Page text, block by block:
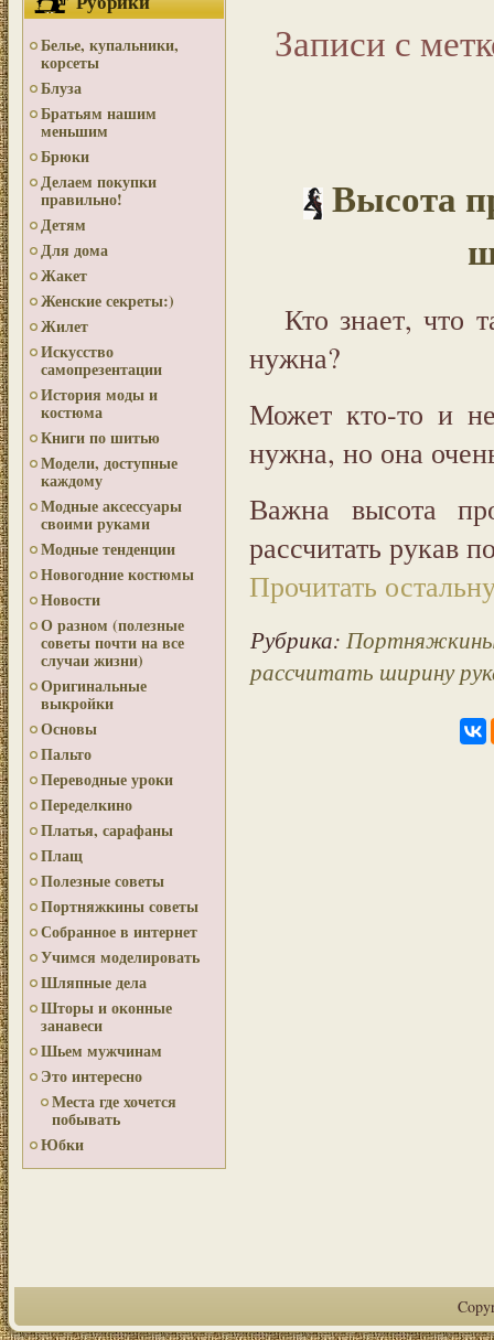
Белье, купальники,
корсеты
Блуза
Братьям нашим
меньшим
Брюки
Делаем покупки
правильно!
Детям
Для дома
Жакет
Женские секреты:)
Жилет
Искусство
самопрезентации
История моды и
костюма
Книги по шитью
Модели, доступные
каждому
Модные аксессуары
своими руками
Модные тенденции
Новогодние костюмы
Новости
О разном (полезные
советы почти на все
случаи жизни)
Оригинальные
выкройки
Основы
Пальто
Переводные уроки
Переделкино
Платья, сарафаны
Плащ
Полезные советы
Портняжкины советы
Собранное в интернет
Учимся моделировать
Шляпные дела
Шторы и оконные
занавеси
Шьем мужчинам
Это интересно
Места где хочется
побывать
Юбки
Записи с
Высота
Кто знает, что
нужна?
Может кто-то и
нужна, но она
Важна высота
рассчитать рукав
Прочитать
Рубрика:
рассчитать ширину